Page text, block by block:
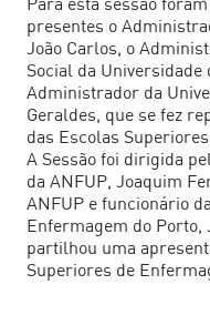
Para esta sessão
presentes o
João Carlos, o
Social da Universidade
Administrador da
Geraldes, que se fez
das Escolas
A Sessão foi dirigida
da ANFUP, Joaquim
ANFUP e funcionário
Enfermagem do Porto,
partilhou uma
Superiores de